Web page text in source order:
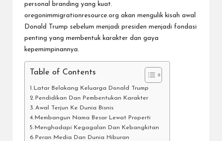
personal branding yang kuat.
oregonimmigrationresource.org akan mengulik kisah awal
Donald Trump sebelum menjadi presiden menjadi fondasi
penting yang membentuk karakter dan gaya
kepemimpinannya.
Table of Contents
Latar Belakang Keluarga Donald Trump
Pendidikan Dan Pembentukan Karakter
Awal Terjun Ke Dunia Bisnis
Membangun Nama Besar Lewat Properti
Menghadapi Kegagalan Dan Kebangkitan
Peran Media Dan Dunia Hiburan